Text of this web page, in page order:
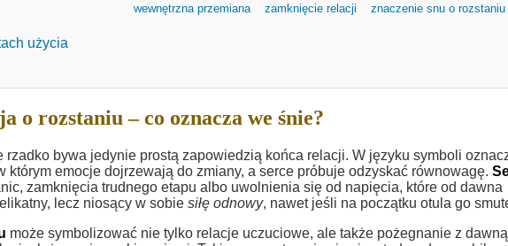
użycia
wewnętrzna przemiana
zamknięcie relacji znaczenie snu o rozstaniu
o rozstaniu – co oznacza we śnie?
rzadko bywa jedynie prostą zapowiedzią końca relacji. W języku symboli
którym emocje dojrzewają do zmiany, a serce próbuje odzyskać równowagę.
zamknięcia trudnego etapu albo uwolnienia się od napięcia, które od dawna
lecz niosący w sobie siłę odnowy, nawet jeśli na początku otula go
może symbolizować nie tylko relacje uczuciowe, ale także pożegnanie z dawną